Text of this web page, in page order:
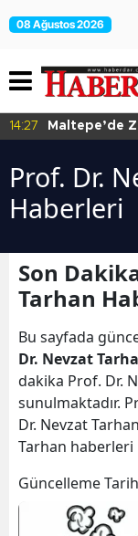
08 Ağustos 2026
14:27 Maltepe’de
Prof. Dr.
Haberleri
Son
Tarhan
Bu sayfada
Dr. Nevzat
dakika Prof. Dr.
sunulmaktadır.
Dr. Nevzat
Tarhan haberleri
Güncelleme